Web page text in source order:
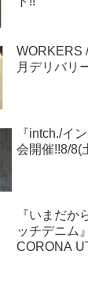
WORKERS
月デリバリ
『intch./イ
会開催!!8/8(
『いまだか
ッチデニム
CORONA